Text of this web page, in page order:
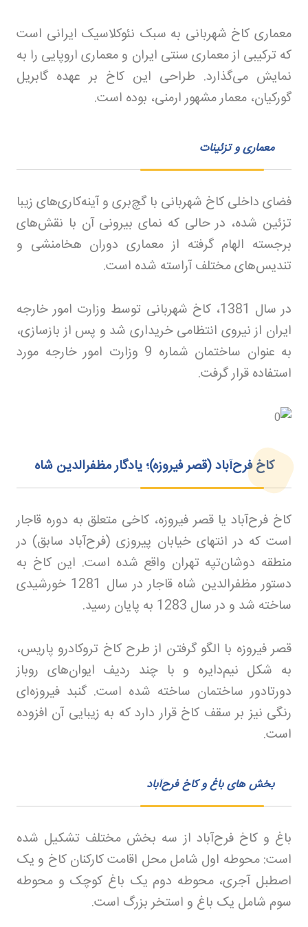
معماری کاخ شهربانی به سبک نئوکلاسیک ایرانی است
که ترکیبی از معماری سنتی ایران و معماری اروپایی را به
نمایش می‌گذارد. طراحی این کاخ بر عهده گابریل
گورکیان، معمار مشهور ارمنی، بوده است.
معماری و تزئینات
فضای داخلی کاخ شهربانی با گچ‌بری و آینه‌کاری‌های زیبا
تزئین شده، در حالی که نمای بیرونی آن با نقش‌های
برجسته الهام گرفته از معماری دوران هخامنشی و
تندیس‌های مختلف آراسته شده است.
در سال 1381، کاخ شهربانی توسط وزارت امور خارجه
ایران از نیروی انتظامی خریداری شد و پس از بازسازی،
به عنوان ساختمان شماره 9 وزارت امور خارجه مورد
استفاده قرار گرفت.
کاخ فرح‌آباد (قصر فیروزه)؛ یادگار مظفرالدین شاه
کاخ فرح‌آباد یا قصر فیروزه، کاخی متعلق به دوره قاجار
است که در انتهای خیابان پیروزی (فرح‌آباد سابق) در
منطقه دوشان‌تپه تهران واقع شده است. این کاخ به
دستور مظفرالدین شاه قاجار در سال 1281 خورشیدی
ساخته شد و در سال 1283 به پایان رسید
.
قصر فیروزه با الگو گرفتن از طرح کاخ تروکادرو پاریس،
به شکل نیم‌دایره و با چند ردیف ایوان‌های روباز
دورتادور ساختمان ساخته شده است. گنبد فیروزه‌ای
رنگی نیز بر سقف کاخ قرار دارد که به زیبایی آن افزوده
است.
بخش های باغ و کاخ فرح‌آباد
باغ و کاخ فرح‌آباد از سه بخش مختلف تشکیل شده
است: محوطه اول شامل محل اقامت کارکنان کاخ و یک
اصطبل آجری، محوطه دوم یک باغ کوچک و محوطه
سوم شامل یک باغ و استخر بزرگ است.